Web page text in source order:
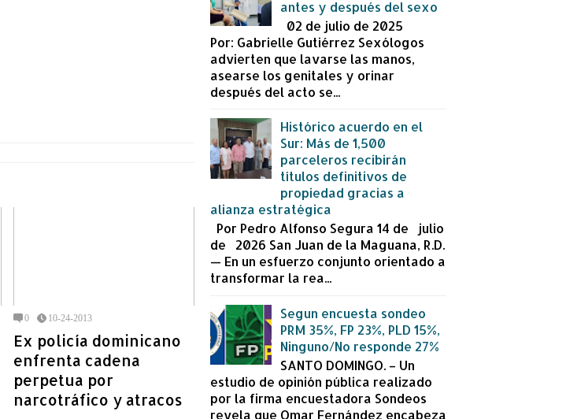
0 10-24-2013
Ex policía dominicano
enfrenta cadena
perpetua por
narcotráfico y atracos
antes y después del sexo
02 de julio de 2025
Por: Gabrielle Gutiérrez Sexólogos
advierten que lavarse las manos,
asearse los genitales y orinar
después del acto se...
Histórico acuerdo en el
Sur: Más de 1,500
parceleros recibirán
títulos definitivos de
propiedad gracias a
alianza estratégica
Por Pedro Alfonso Segura 14 de julio
de 2026 San Juan de la Maguana, R.D.
— En un esfuerzo conjunto orientado a
transformar la rea...
Segun encuesta sondeo
PRM 35%, FP 23%, PLD 15%,
Ninguno/No responde 27%
SANTO DOMINGO. – Un
estudio de opinión pública realizado
por la firma encuestadora Sondeos
revela que Omar Fernández encabeza